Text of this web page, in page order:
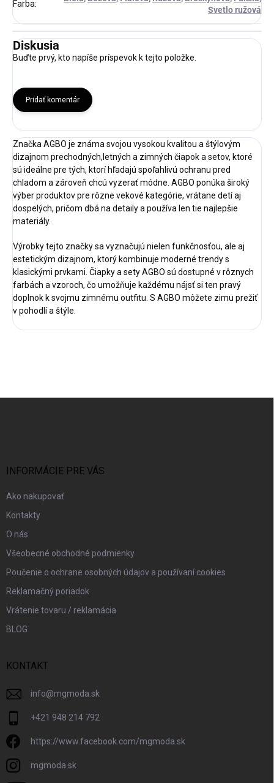
Farba:
Svetlo ružová
Diskusia
Buďte prvý, kto napíše príspevok k tejto položke.
Pridať komentár
Značka AGBO je známa svojou vysokou kvalitou a štýlovým
dizajnom prechodných,letných a zimných čiapok a setov, ktoré
sú ideálne pre tých, ktorí hľadajú spoľahlivú ochranu pred
chladom a zároveň chcú vyzerať módne. AGBO ponúka široký
výber produktov pre rôzne vekové kategórie, vrátane detí aj
dospelých, pričom dbá na detaily a používa len tie najlepšie
materiály.
Výrobky tejto značky sa vyznačujú nielen funkčnosťou, ale aj
estetickým dizajnom, ktorý kombinuje moderné trendy s
klasickými prvkami. Čiapky a sety AGBO sú dostupné v rôznych
farbách a vzoroch, čo umožňuje každému nájsť si ten pravý
doplnok k svojmu zimnému outfitu. S AGBO môžete zimu prežiť
v pohodlí a štýle.
INFORMÁCIE PRE VÁS
Ako nakupovať
Kontakty
O nás
Všeobecné obchodné podmienky
Poučenie o ochrane osobných údajov a používaní cookies
Reklamačný poriadok
Vrátenie tovaru / reklamácia
BLOG
KONTAKT
info@mgmoda.sk
+421 948 214 792
https://www.facebook.com/mgmoda.sk
mgmoda.sk